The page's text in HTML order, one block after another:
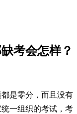
考会怎样？
是零分，而且没有
一组织的考试，考